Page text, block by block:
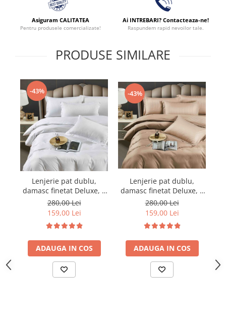
Asiguram CALITATEA
Pentru produsele comercializate!
Ai INTREBARI? Contacteaza-ne!
Raspundem rapid nevoilor tale.
PRODUSE SIMILARE
-43%
Lenjerie pat dublu,
damasc finetat Deluxe, 6
piese, cearceaf pat cu
elastic, Alb
280,00 Lei
159,00 Lei
ADAUGA IN COS
-43%
Lenjerie pat dublu,
damasc finetat Deluxe, 6
piese, cearceaf pat cu
elastic, Maro
280,00 Lei
159,00 Lei
ADAUGA IN COS